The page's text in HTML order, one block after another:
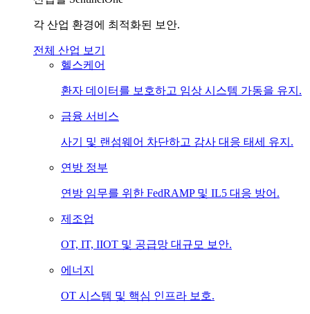
각 산업 환경에 최적화된 보안.
전체 산업 보기
헬스케어
환자 데이터를 보호하고 임상 시스템 가동을 유지.
금융 서비스
사기 및 랜섬웨어 차단하고 감사 대응 태세 유지.
연방 정부
연방 임무를 위한 FedRAMP 및 IL5 대응 방어.
제조업
OT, IT, IIOT 및 공급망 대규모 보안.
에너지
OT 시스템 및 핵심 인프라 보호.